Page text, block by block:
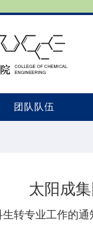
团队队伍
太阳成
转专业工作的